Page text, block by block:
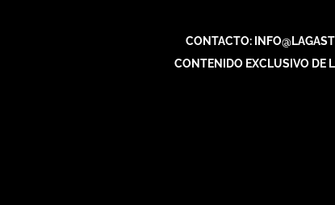
CONTACTO:
CONTENIDO EXCLUSIVO DE